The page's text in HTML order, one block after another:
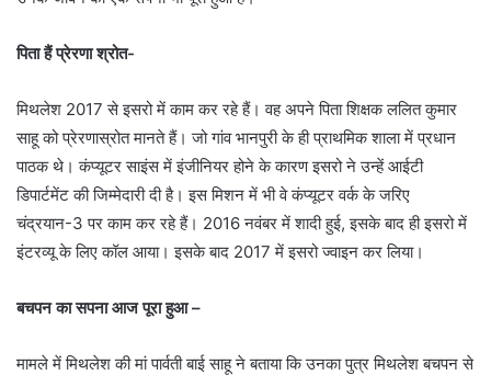
पिता हैं प्रेरणा श्रोत-
मिथलेश 2017 से इसरो में काम कर रहे हैं। वह अपने पिता शिक्षक ललित कुमार
साहू को प्रेरणास्रोत मानते हैं। जो गांव भानपुरी के ही प्राथमिक शाला में प्रधान
पाठक थे। कंप्यूटर साइंस में इंजीनियर होने के कारण इसरो ने उन्हें आईटी
डिपार्टमेंट की जिम्मेदारी दी है। इस मिशन में भी वे कंप्यूटर वर्क के जरिए
चंद्रयान-3 पर काम कर रहे हैं। 2016 नवंबर में शादी हुई, इसके बाद ही इसरो में
इंटरव्यू के लिए कॉल आया। इसके बाद 2017 में इसरो ज्वाइन कर लिया।
बचपन का सपना आज पूरा हुआ –
मामले में मिथलेश की मां पार्वती बाई साहू ने बताया कि उनका पुत्र मिथलेश बचपन से